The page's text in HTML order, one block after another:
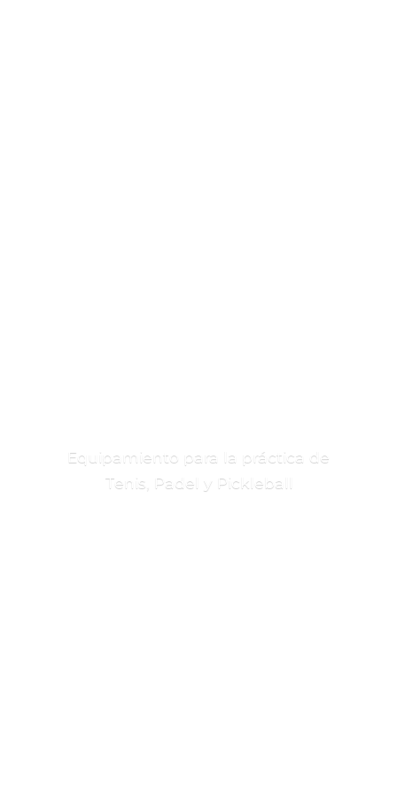
Equipamiento para la práctica de
Tenis, Padel
y Pickleball